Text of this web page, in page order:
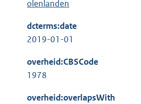
olenlanden
dcterms:date
2019-01-01
overheid:CBSCode
1978
overheid:overlapsWith